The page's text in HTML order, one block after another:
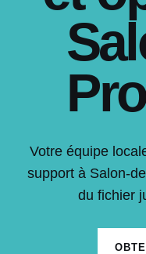
Votre équipe
support à Salon-
du fichier